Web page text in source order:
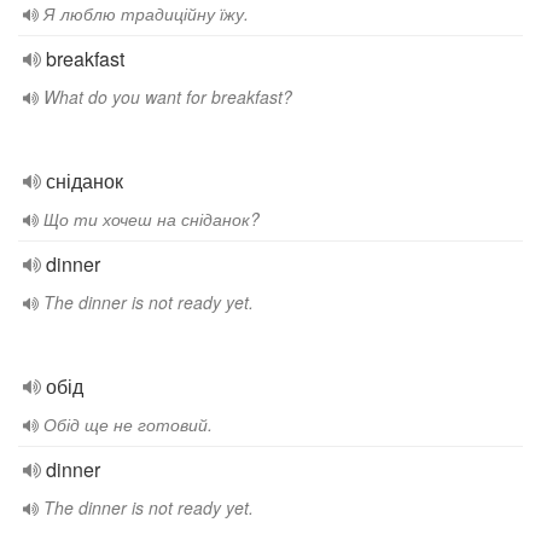
Я люблю традиційну їжу.
breakfast
What do you want for breakfast?
сніданок
Що ти хочеш на сніданок?
dinner
The dinner is not ready yet.
обід
Обід ще не готовий.
dinner
The dinner is not ready yet.